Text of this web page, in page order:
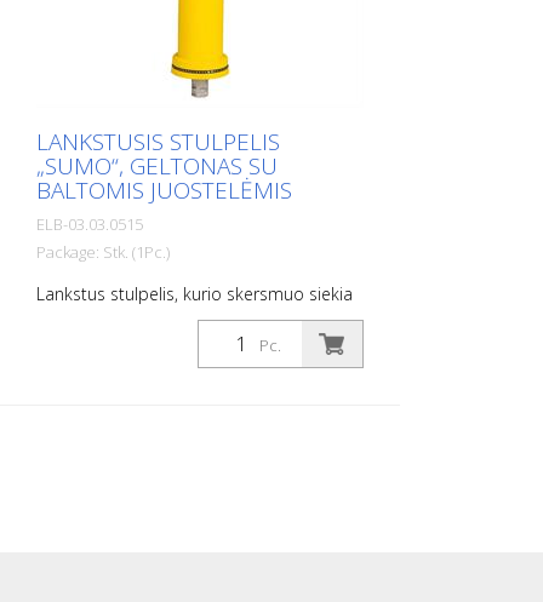
LANKSTUSIS STULPELIS
„SUMO“, GELTONAS SU
BALTOMIS JUOSTELĖMIS
ELB-03.03.0515
Package: Stk. (1Pc.)
Lankstus stulpelis, kurio skersmuo siekia
130 mm, skirtas įvairiausiems naudojimo
atvejams Su baltais plėveliniais atšvaitais
ir stiklo karoliukų atšvaitais. Spalva:
Pc.